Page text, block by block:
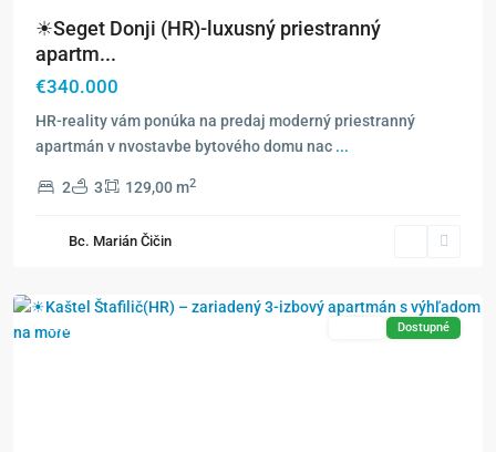
☀Seget Donji (HR)-luxusný priestranný
apartm...
€340.000
HR-reality vám ponúka na predaj moderný priestranný
apartmán v nvostavbe bytového domu nac ...
2 3 129,00 m2
Bc. Marián Čičin
Exkluzívne Dostupné